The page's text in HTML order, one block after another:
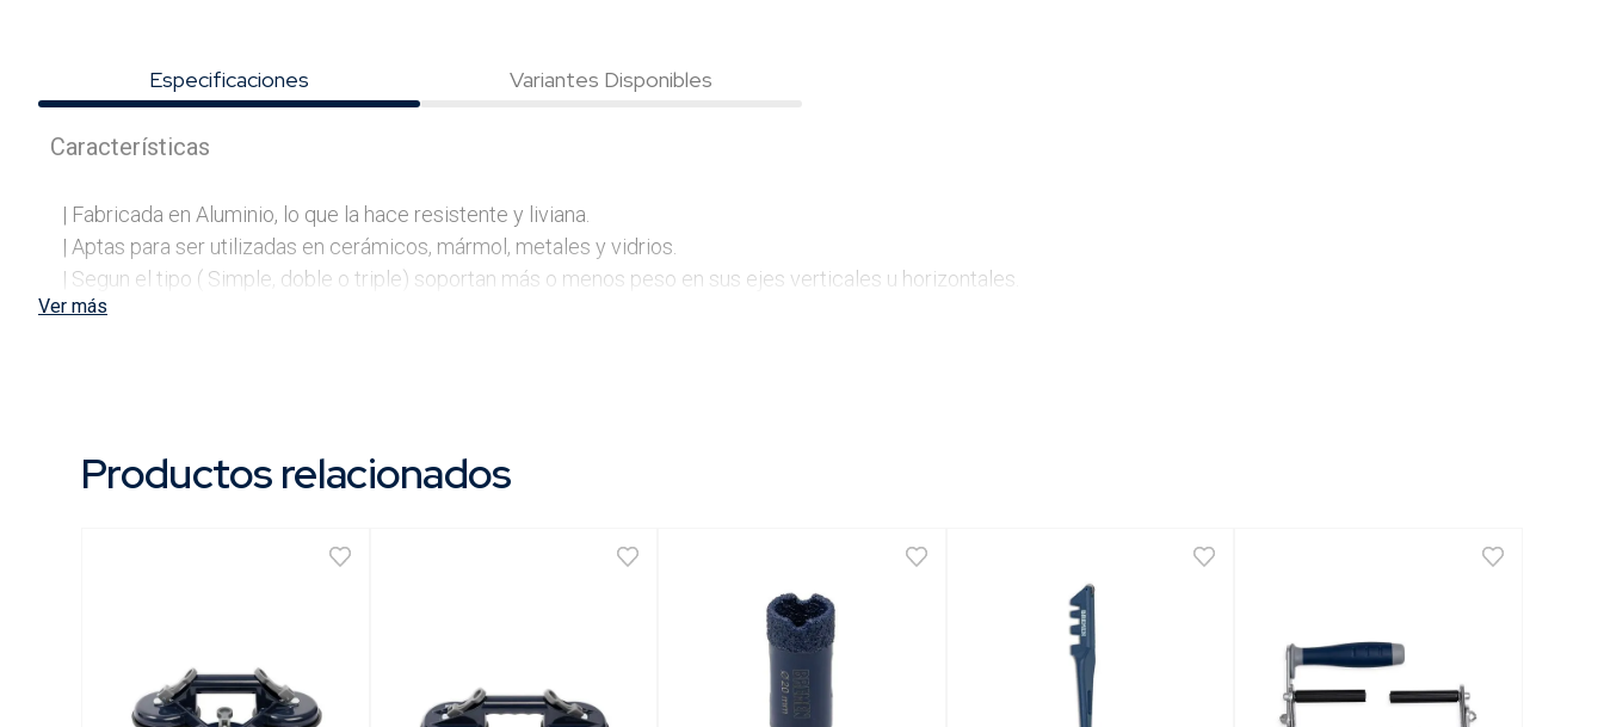
Especificaciones Variantes Disponibles
Características
| Fabricada en Aluminio, lo que la hace resistente y liviana.
| Aptas para ser utilizadas en cerámicos, mármol, metales y vidrios.
| Segun el tipo ( Simple, doble o triple) soportan más o menos peso en sus ejes verticales u horizontales.
| Sistema de sujeción mediante palanca.
| Mecánica.
Ver más
Productos relacionados